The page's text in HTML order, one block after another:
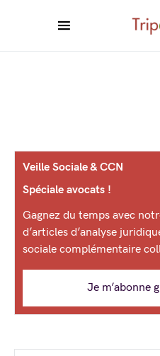
Veille Sociale & CCN
Spéciale avocats !
Gagnez du temps avec
d’articles d’analyse
sociale complémentaire
Je m’abonne